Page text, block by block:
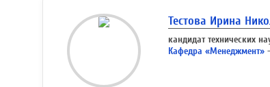
Тестова Ирина
кандидат технических
Кафедра «Менеджмент»